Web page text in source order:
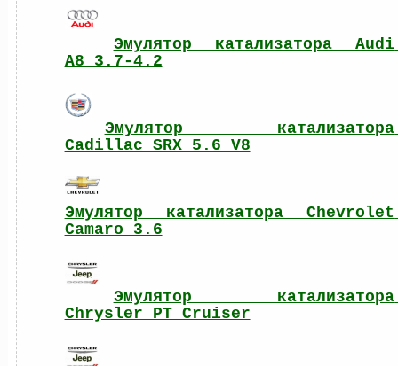
Эмулятор катализатора Audi
A8 3.7-4.2
Эмулятор катализатора
Cadillac SRX 5.6 V8
Эмулятор катализатора Chevrolet
Camaro 3.6
Эмулятор катализатора
Chrysler PT Cruiser